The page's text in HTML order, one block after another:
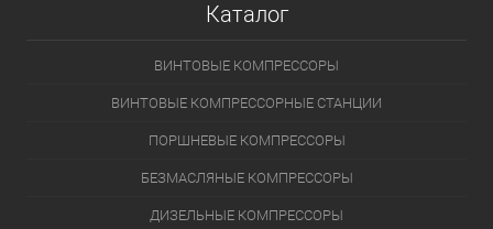
Каталог
ВИНТОВЫЕ КОМПРЕССОРЫ
ВИНТОВЫЕ КОМПРЕССОРНЫЕ СТАНЦИИ
ПОРШНЕВЫЕ КОМПРЕССОРЫ
БЕЗМАСЛЯНЫЕ КОМПРЕССОРЫ
ДИЗЕЛЬНЫЕ КОМПРЕССОРЫ